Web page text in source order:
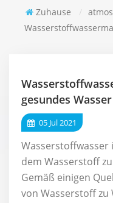
Zuhause /
gesundes Wasser
05 Jul 2021
Wasserstoffwasser
dem Wasserstoff
Gemäß einigen
von Wasserstoff zu